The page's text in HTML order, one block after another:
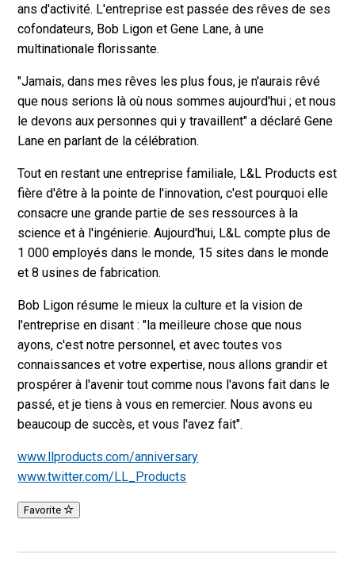
ans d'activité. L'entreprise est passée des rêves de ses
cofondateurs, Bob Ligon et Gene Lane, à une
multinationale florissante.
"Jamais, dans mes rêves les plus fous, je n'aurais rêvé
que nous serions là où nous sommes aujourd'hui ; et nous
le devons aux personnes qui y travaillent" a déclaré Gene
Lane en parlant de la célébration.
Tout en restant une entreprise familiale, L&L Products est
fière d'être à la pointe de l'innovation, c'est pourquoi elle
consacre une grande partie de ses ressources à la
science et à l'ingénierie. Aujourd'hui, L&L compte plus de
1 000 employés dans le monde, 15 sites dans le monde
et 8 usines de fabrication.
Bob Ligon résume le mieux la culture et la vision de
l'entreprise en disant : "la meilleure chose que nous
ayons, c'est notre personnel, et avec toutes vos
connaissances et votre expertise, nous allons grandir et
prospérer à l'avenir tout comme nous l'avons fait dans le
passé, et je tiens à vous en remercier. Nous avons eu
beaucoup de succès, et vous l'avez fait".
www.llproducts.com/anniversary
www.twitter.com/LL_Products
Favorite